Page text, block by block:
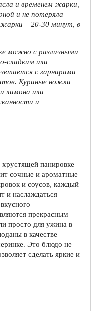
и временем жарки,
и не потеряла
– 20-30 минут, в
можно с различными
сладким или
с гарнирами
Куриные ножки
лимона или
и
панировке –
сочные и ароматные
и соусов, каждый
и наслаждаться
прекрасным
просто для ужина в
в качестве
Это блюдо не
сделать яркие и